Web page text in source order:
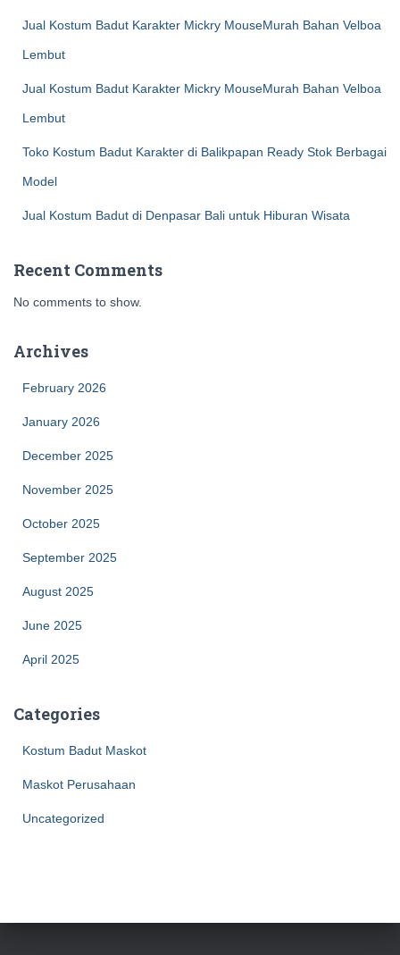
Jual Kostum Badut Karakter Mickry MouseMurah Bahan Velboa
Lembut
Jual Kostum Badut Karakter Mickry MouseMurah Bahan Velboa
Lembut
Toko Kostum Badut Karakter di Balikpapan Ready Stok Berbagai
Model
Jual Kostum Badut di Denpasar Bali untuk Hiburan Wisata
Recent Comments
No comments to show.
Archives
February 2026
January 2026
December 2025
November 2025
October 2025
September 2025
August 2025
June 2025
April 2025
Categories
Kostum Badut Maskot
Maskot Perusahaan
Uncategorized